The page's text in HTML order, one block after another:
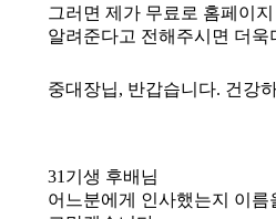
그러면 제가 무료로 홈페이
알려준다고 전해주시면 더욱
중대장닙, 반갑습니다. 건강
31기생 후배님
어느분에게 인사했는지 이름